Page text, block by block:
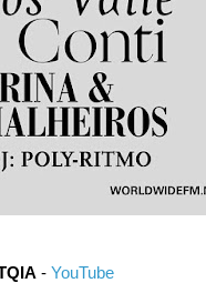
- YouTube